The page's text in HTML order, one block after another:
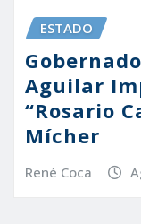
ESTADO
Aguilar
“Rosario
Mícher
René Coca